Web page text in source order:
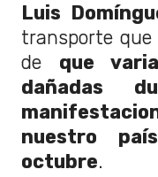
Luis
transporte
de que
dañadas
nuestro
octubre.